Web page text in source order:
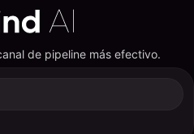
de pipeline más efectivo.